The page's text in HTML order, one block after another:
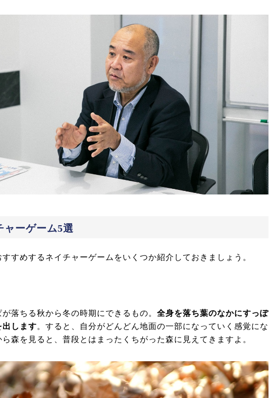
ャーゲーム5選
すめするネイチャーゲームをいくつか紹介しておきましょう。
落ちる秋から冬の時期にできるもの。 全身を落ち葉のなかにすっぽ
出します。すると、自分がどんどん地面の一部になっていく感覚にな
森を見ると、普段とはまったくちがった森に見えてきますよ。